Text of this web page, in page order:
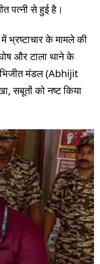
पत्नी से हुई है।
के मामले की
और टाला थाने के
मंडल (Abhijit
सबूतों को नष्ट किया